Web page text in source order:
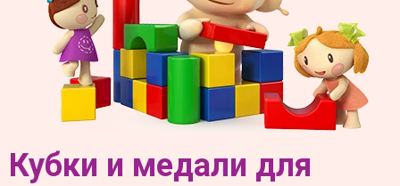
Кубки и медали для